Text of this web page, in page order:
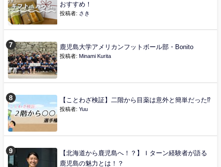
おすすめ！
投稿者: さき
鹿児島大学アメリカンフットボール部・Bonito
投稿者: Minami Kurita
【ことわざ検証】二階から目薬は意外と簡単だった⁉
投稿者: Yuu
【北海道から鹿児島へ！？】Ｉターン経験者が語る
鹿児島の魅力とは！？